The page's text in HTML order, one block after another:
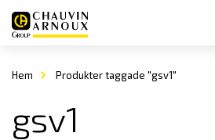
Hem Produkter taggade "gsv1"
gsv1